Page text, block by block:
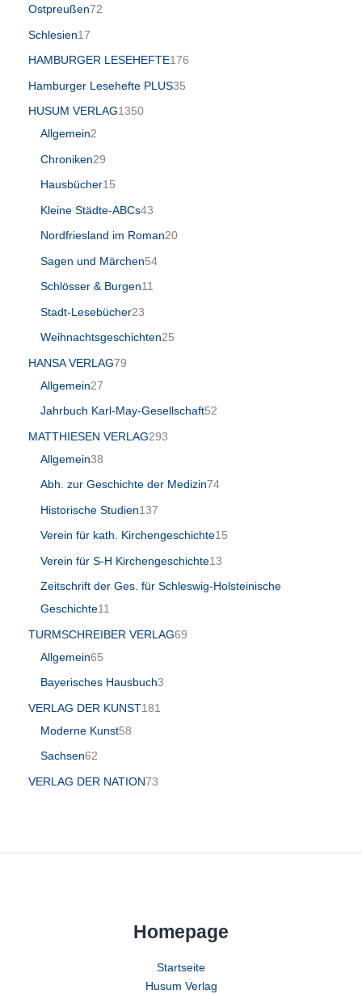
Ostpreußen72
Schlesien17
HAMBURGER LESEHEFTE176
Hamburger Lesehefte PLUS35
HUSUM VERLAG1350
Allgemein2
Chroniken29
Hausbücher15
Kleine Städte-ABCs43
Nordfriesland im Roman20
Sagen und Märchen54
Schlösser & Burgen11
Stadt-Lesebücher23
Weihnachtsgeschichten25
HANSA VERLAG79
Allgemein27
Jahrbuch Karl-May-Gesellschaft52
MATTHIESEN VERLAG293
Allgemein38
Abh. zur Geschichte der Medizin74
Historische Studien137
Verein für kath. Kirchengeschichte15
Verein für S-H Kirchengeschichte13
Zeitschrift der Ges. für Schleswig-Holsteinische
Geschichte11
TURMSCHREIBER VERLAG69
Allgemein65
Bayerisches Hausbuch3
VERLAG DER KUNST181
Moderne Kunst58
Sachsen62
VERLAG DER NATION73
Homepage
Startseite
Husum Verlag